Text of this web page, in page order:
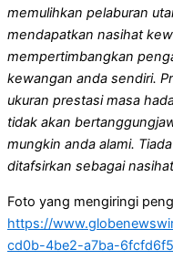
memulihkan pelaburan
mendapatkan nasihat
mempertimbangkan
kewangan anda sendiri.
ukuran prestasi masa
tidak akan
mungkin anda alami.
ditafsirkan sebagai
Foto yang mengiringi
https://
cd0b-4be2-a7ba-